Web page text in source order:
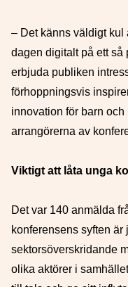
– Det känns väldigt kul
dagen digitalt på ett så
erbjuda publiken
förhoppningsvis
innovation för barn
arrangörerna av
Viktigt att låta unga
Det var 140 anmälda
konferensens syften är
sektorsöverskridande
olika aktörer i